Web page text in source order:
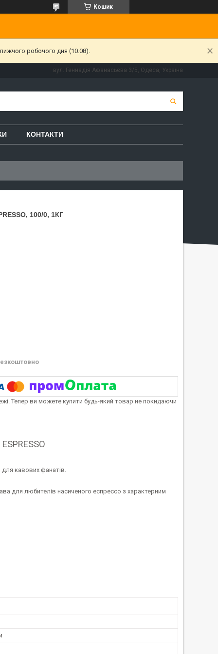
Кошик
робочого дня (10.08).
вул. Геннадія Афанасьєва 3/5, Одеса, Україна
КОНТАКТИ
100/0, 1КГ
Тепер ви можете купити будь-який товар не покидаючи
для кавових фанатів.
для любителів насиченого еспрессо з характерним